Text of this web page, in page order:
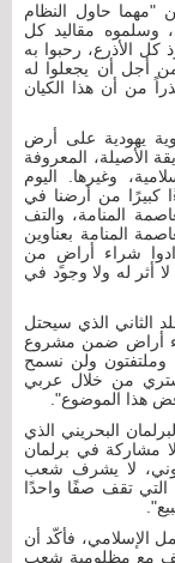
"مهما حاول النظام
وسلموه مقاليد كل
كل الأذرع، رحبوا به
أجل أن يجعلوا له
من أن هذا الكيان
يهودية على أرض
الأصيلة، المعروفة
وغيرها. اليوم
كبيرًا من أرضنا في
المنامة، والتف
المنامة بعناوين
شراء أراضٍ من
لا أثر له ولا وجود في
الثاني الذي سيحتل
أراض ضمن مشروع
وملتفتون ولن نسمح
من خلال عربي
هذا الموضوع".
البحريني الذي
مشاركة في برلمان
لا يشرف شعب
التي تقف صفًا واحدًا
الإسلامي، فأكّد أن
مع مظلومية شعب